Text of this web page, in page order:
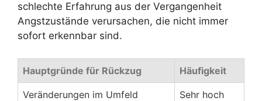
schlechte Erfahrung aus der Vergangenheit
Angstzustände verursachen, die nicht immer
sofort erkennbar sind.
Hauptgründe für Rückzug Häufigkeit
Veränderungen im Umfeld Sehr hoch